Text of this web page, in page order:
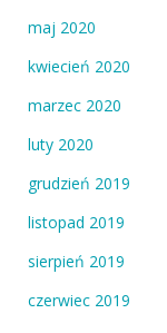
maj 2020
kwiecień 2020
marzec 2020
luty 2020
grudzień 2019
listopad 2019
sierpień 2019
czerwiec 2019